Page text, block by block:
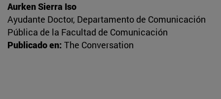
Aurken Sierra Iso
Ayudante Doctor, Departamento de Comunicación
Pública de la Facultad de Comunicación
Publicado en: The Conversation